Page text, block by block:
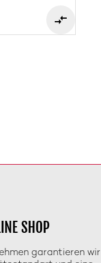
SHOP
garantieren wir